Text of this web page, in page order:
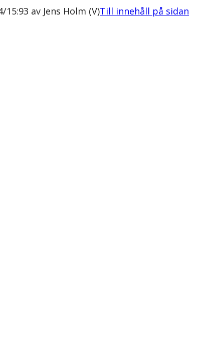
av Jens Holm (V)Till innehåll på sidan